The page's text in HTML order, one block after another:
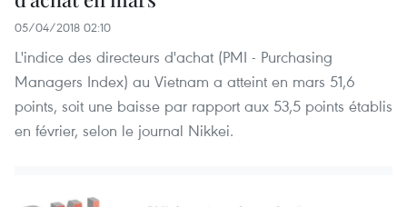
05/04/2018 02:10
L'indice des directeurs d'achat (PMI - Purchasing
Managers Index) au Vietnam a atteint en mars 51,6
points, soit une baisse par rapport aux 53,5 points établis
en février, selon le journal Nikkei.